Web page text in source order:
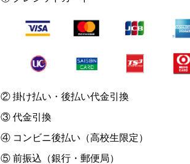
② 掛け払い・後払い代金引換
③ 代金引換
④ コンビニ後払い（高校生限定）
⑤ 前振込（銀行・郵便局）